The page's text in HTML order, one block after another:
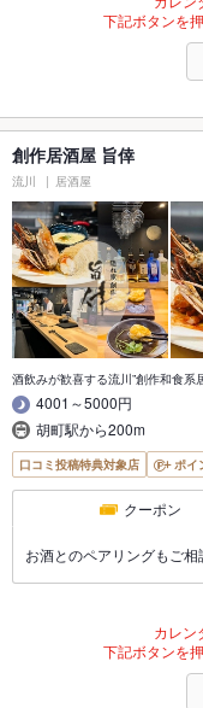
下記ボタンを
創作居酒屋 旨倖
流川 居酒屋
酒飲みが歓喜する流川”創作和食系
4001～5000円
胡町駅から200m
口コミ投稿特典対象店 ポイ
クーポン
お酒とのペアリングもご
カレン
下記ボタンを